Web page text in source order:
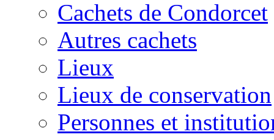
Cachets de Condorcet
Autres cachets
Lieux
Lieux de conservation
Personnes et